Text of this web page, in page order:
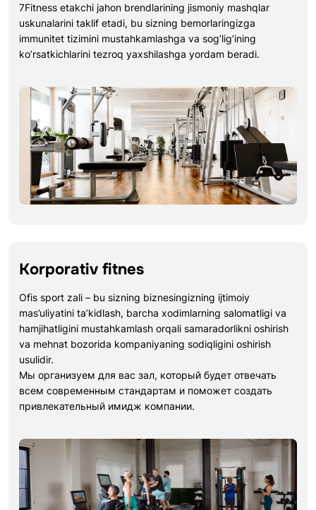
7Fitness etakchi jahon brendlarining jismoniy mashqlar
uskunalarini taklif etadi, bu sizning bemorlaringizga
immunitet tizimini mustahkamlashga va sog’lig’ining
ko’rsatkichlarini tezroq yaxshilashga yordam beradi.
Korporativ fitnes
Ofis sport zali – bu sizning biznesingizning ijtimoiy
mas’uliyatini ta’kidlash, barcha xodimlarning salomatligi va
hamjihatligini mustahkamlash orqali samaradorlikni oshirish
va mehnat bozorida kompaniyaning sodiqligini oshirish
usulidir.
Мы организуем для вас зал, который будет отвечать
всем современным стандартам и поможет создать
привлекательный имидж компании.